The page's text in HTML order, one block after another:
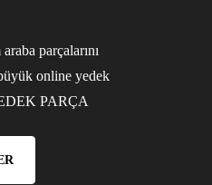
parçalarını
online yedek
PARÇA